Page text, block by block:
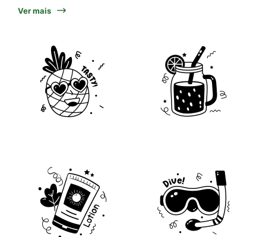
Ver mais